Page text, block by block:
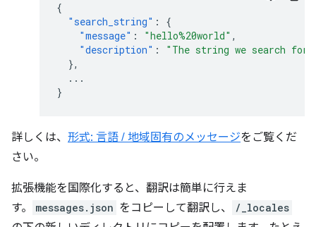
{
"search_string" :
{
"message" : "hello%20world" ,
"description" :
"The string we search for.
},
...
}
詳しくは、 形式: 言語 / 地域固有のメッセージをご覧くだ
さい。
拡張機能を国際化すると、翻訳は簡単に行えま
す。
messages.json をコピーして翻訳し、 /_locales